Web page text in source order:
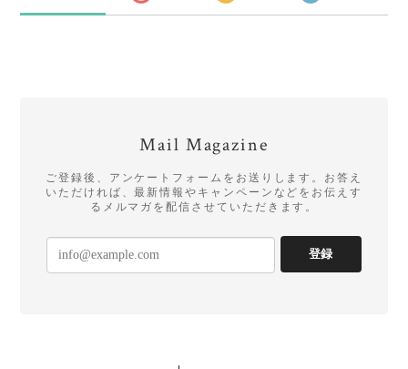
Mail Magazine
ご登録後、アンケートフォームをお送りします。お答え
いただければ、最新情報やキャンペーンなどをお伝えす
るメルマガを配信させていただきます。
登録